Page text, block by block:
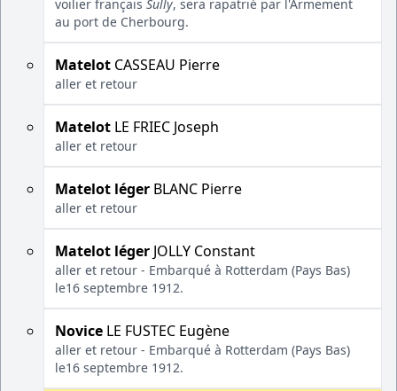
voilier français Sully, sera rapatrié par l'Armement
au port de Cherbourg.
Matelot CASSEAU Pierre
aller et retour
Matelot LE FRIEC Joseph
aller et retour
Matelot léger BLANC Pierre
aller et retour
Matelot léger JOLLY Constant
aller et retour - Embarqué à Rotterdam (Pays Bas)
le16 septembre 1912.
Novice LE FUSTEC Eugène
aller et retour - Embarqué à Rotterdam (Pays Bas)
le16 septembre 1912.